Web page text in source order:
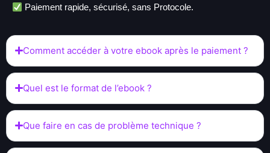
Paiement rapide, sécurisé, sans Protocole.
Comment accéder à votre ebook après le paiement ?
Quel est le format de l’ebook ?
Que faire en cas de problème technique ?